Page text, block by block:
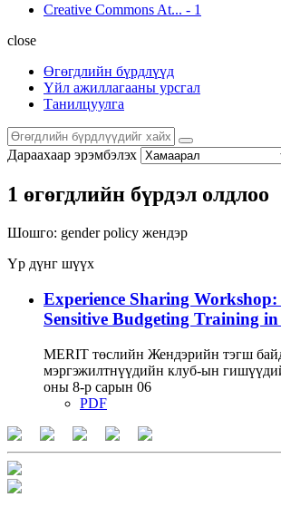
Creative Commons At... - 1
close
Өгөгдлийн бүрдлүүд
Үйл ажиллагааны урсгал
Танилцуулга
Дараахаар эрэмбэлэх
1 өгөгдлийн бүрдэл олдлоо
Шошго: gender policy жендэр
Үр дүнг шүүх
Experience Sharing Workshop:
Sensitive Budgeting Training
MERIT төслийн Жендэрийн тэгш
мэргэжилтнүүдийн клуб-ын
оны 8-р сарын 06
PDF